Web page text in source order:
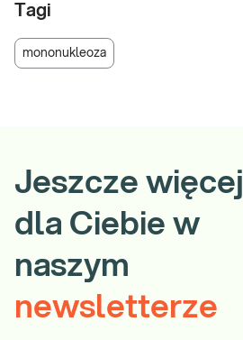
Tagi
mononukleoza
Jeszcze więcej
dla Ciebie w
naszym
newsletterze